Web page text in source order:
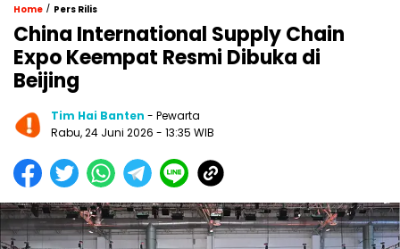
Home / Pers Rilis
China International Supply Chain
Expo Keempat Resmi Dibuka di
Beijing
Tim Hai Banten - Pewarta
Rabu, 24 Juni 2026 - 13:35 WIB